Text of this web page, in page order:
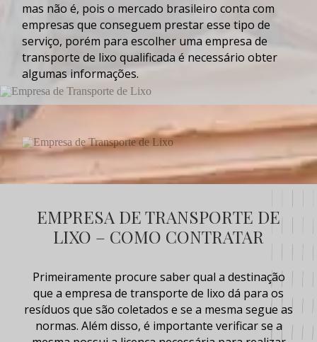
mas não é, pois o mercado brasileiro conta com
empresas que conseguem prestar esse tipo de
serviço, porém para escolher umaempresa de
transporte de lixo qualificada é necessário obter
algumas informações.
EMPRESA DE TRANSPORTE DE
LIXO – COMO CONTRATAR
Primeiramente procure saber qual a destinação
que a empresa de transporte de lixo dá para os
resíduos que são coletados e se a mesma segue as
normas. Além disso, é importante verificar se a